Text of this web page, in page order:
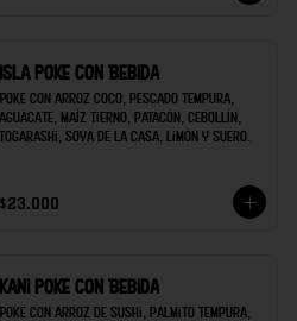
Isla poke con Bebida
Poke con arroz coco, pescado tempura,
aguacate, maíz tierno, patacón, cebollín,
togarashi, soya de la casa, limón y suero.
$23.000
Kani poke con Bebida
Poke con arroz de sushi, palmito tempura,